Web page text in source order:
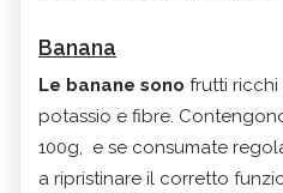
Banana
Le banane sono frutti ricchi
potassio e fibre.
100g, e se consumate
a ripristinare il corretto